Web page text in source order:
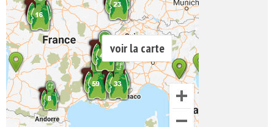
voir la carte